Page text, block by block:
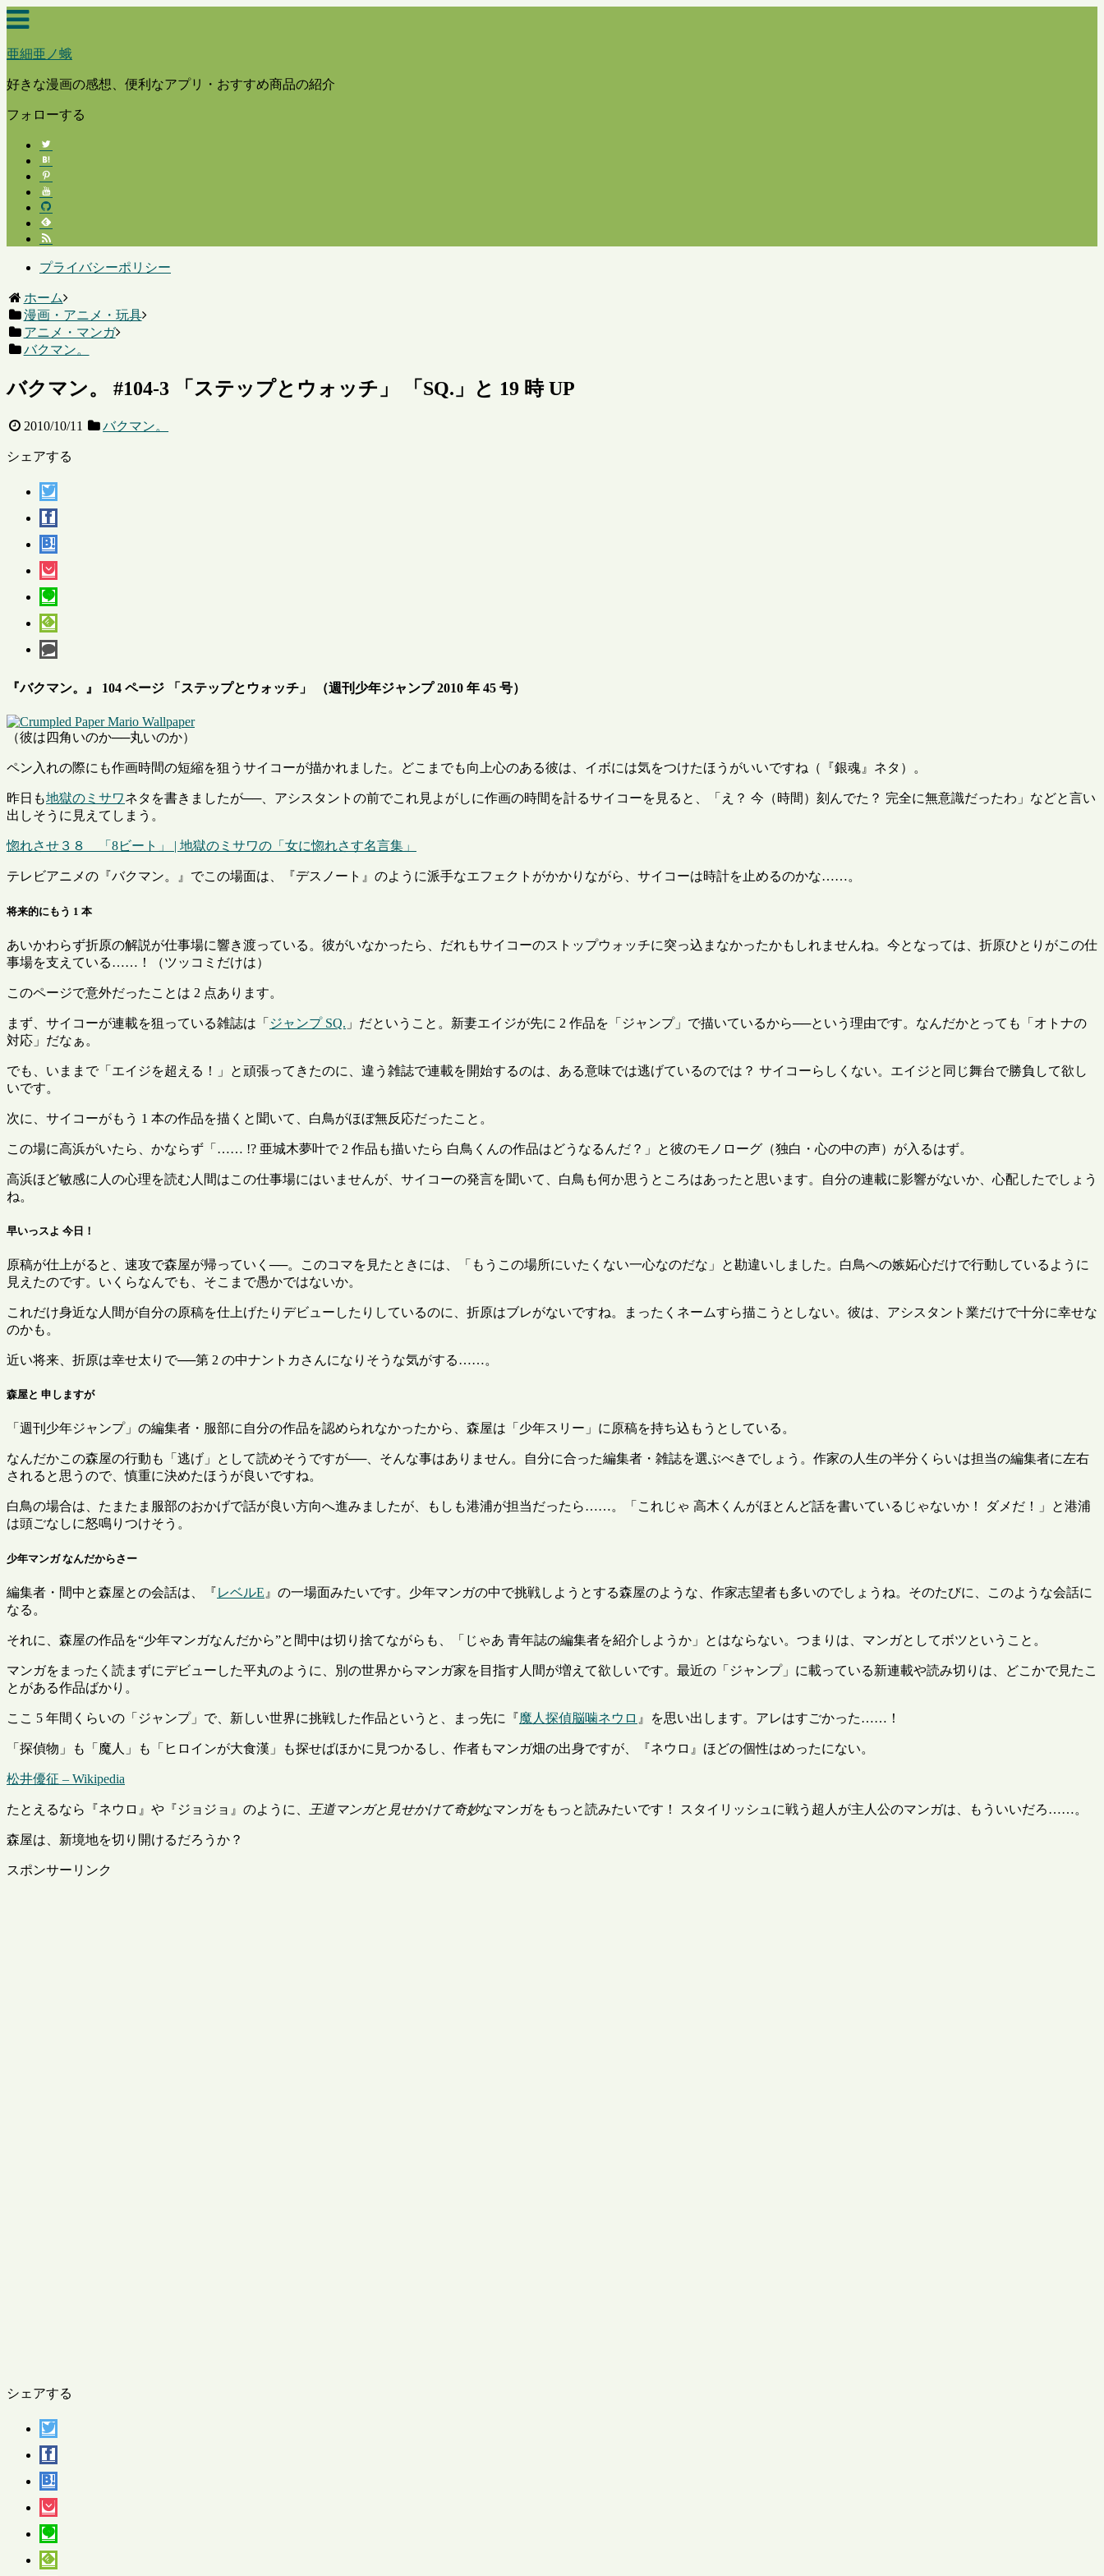
亜細亜ノ蛾
好きな漫画の感想、便利なアプリ・おすすめ商品の紹介
フォローする
プライバシーポリシー
ホーム
漫画・アニメ・玩具
アニメ・マンガ
バクマン。
バクマン。 #104-3 「ステップとウォッチ」 「SQ.」と 19 時 UP
2010/10/11 バクマン。
シェアする
『バクマン。』 104 ページ 「ステップとウォッチ」 （週刊少年ジャンプ 2010 年 45 号）
（彼は四角いのか──丸いのか）
ペン入れの際にも作画時間の短縮を狙うサイコーが描かれました。どこまでも向上心のある彼は、イボには気をつけたほうがいいですね（『銀魂』ネタ）。
昨日も地獄のミサワネタを書きましたが──、アシスタントの前でこれ見よがしに作画の時間を計るサイコーを見ると、「え？ 今（時間）刻んでた？ 完全に無意識だったわ」などと言い
出しそうに見えてしまう。
惚れさせ３８ 「8ビート」 | 地獄のミサワの「女に惚れさす名言集」
テレビアニメの『バクマン。』でこの場面は、『デスノート』のように派手なエフェクトがかかりながら、サイコーは時計を止めるのかな……。
将来的にもう 1 本
あいかわらず折原の解説が仕事場に響き渡っている。彼がいなかったら、だれもサイコーのストップウォッチに突っ込まなかったかもしれませんね。今となっては、折原ひとりがこの仕
事場を支えている……！（ツッコミだけは）
このページで意外だったことは 2 点あります。
まず、サイコーが連載を狙っている雑誌は「 ジャンプ SQ. 」だということ。新妻エイジが先に 2 作品を「ジャンプ」で描いているから──という理由です。なんだかとっても「オトナの
対応」だなぁ。
でも、いままで「エイジを超える！」と頑張ってきたのに、違う雑誌で連載を開始するのは、ある意味では逃げているのでは？ サイコーらしくない。エイジと同じ舞台で勝負して欲し
いです。
次に、サイコーがもう 1 本の作品を描くと聞いて、白鳥がほぼ無反応だったこと。
この場に高浜がいたら、かならず「…… !? 亜城木夢叶で 2 作品も描いたら 白鳥くんの作品はどうなるんだ？」と彼のモノローグ（独白・心の中の声）が入るはず。
高浜ほど敏感に人の心理を読む人間はこの仕事場にはいませんが、サイコーの発言を聞いて、白鳥も何か思うところはあったと思います。自分の連載に影響がないか、心配したでしょう
ね。
早いっスよ 今日！
原稿が仕上がると、速攻で森屋が帰っていく──。このコマを見たときには、「もうこの場所にいたくない一心なのだな」と勘違いしました。白鳥への嫉妬心だけで行動しているように
見えたのです。いくらなんでも、そこまで愚かではないか。
これだけ身近な人間が自分の原稿を仕上げたりデビューしたりしているのに、折原はブレがないですね。まったくネームすら描こうとしない。彼は、アシスタント業だけで十分に幸せな
のかも。
近い将来、折原は幸せ太りで──第 2 の中ナントカさんになりそうな気がする……。
森屋と 申しますが
「週刊少年ジャンプ」の編集者・服部に自分の作品を認められなかったから、森屋は「少年スリー」に原稿を持ち込もうとしている。
なんだかこの森屋の行動も「逃げ」として読めそうですが──、そんな事はありません。自分に合った編集者・雑誌を選ぶべきでしょう。作家の人生の半分くらいは担当の編集者に左右
されると思うので、慎重に決めたほうが良いですね。
白鳥の場合は、たまたま服部のおかげで話が良い方向へ進みましたが、もしも港浦が担当だったら……。「これじゃ 高木くんがほとんど話を書いているじゃないか！ ダメだ！」と港浦
は頭ごなしに怒鳴りつけそう。
少年マンガ なんだからさー
編集者・間中と森屋との会話は、『レベルE 』の一場面みたいです。少年マンガの中で挑戦しようとする森屋のような、作家志望者も多いのでしょうね。そのたびに、このような会話に
なる。
それに、森屋の作品を 少年マンガなんだから と間中は切り捨てながらも、「じゃあ 青年誌の編集者を紹介しようか」とはならない。つまりは、マンガとしてボツということ。
マンガをまったく読まずにデビューした平丸のように、別の世界からマンガ家を目指す人間が増えて欲しいです。最近の「ジャンプ」に載っている新連載や読み切りは、どこかで見たこ
とがある作品ばかり。
ここ 5 年間くらいの「ジャンプ」で、新しい世界に挑戦した作品というと、まっ先に『魔人探偵脳噛ネウロ 』を思い出します。アレはすごかった……！
「探偵物」も「魔人」も「ヒロインが大食漢」も探せばほかに見つかるし、作者もマンガ畑の出身ですが、『ネウロ』ほどの個性はめったにない。
松井優征 – Wikipedia
たとえるなら『ネウロ』や『ジョジョ』のように、 王道マンガと見せかけて奇妙なマンガをもっと読みたいです！ スタイリッシュに戦う超人が主人公のマンガは、もういいだろ……。
森屋は、新境地を切り開けるだろうか？
スポンサーリンク
シェアする